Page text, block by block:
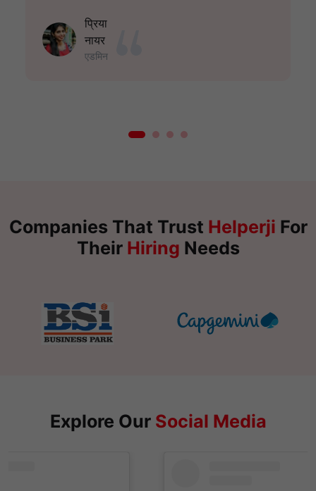
प्रिया
नायर
एडमिन
Companies That Trust Helperji For
Their Hiring Needs
Explore Our Social Media